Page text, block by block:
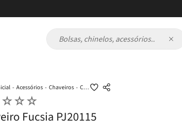
Bolsas, chinelos, acessórios...
Acessórios Chaveiros Chaveiro Fucsia PJ20115
☆☆☆
Fucsia PJ20115